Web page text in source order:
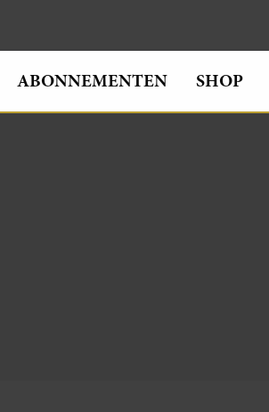
ABONNEMENTEN SHOP